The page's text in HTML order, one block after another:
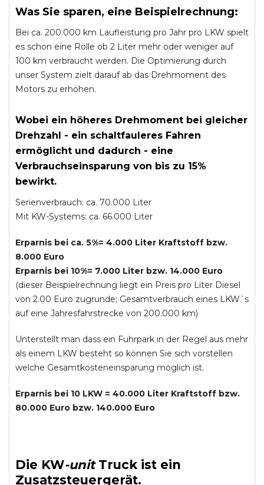
Was Sie sparen, eine Beispielrechnung:
Bei ca. 200.000 km Laufleistung pro Jahr pro LKW spielt
es schon eine Rolle ob 2 Liter mehr oder weniger auf
100 km verbraucht werden. Die Optimierung durch
unser System zielt darauf ab das Drehmoment des
Motors zu erhöhen.
Wobei ein höheres Drehmoment bei gleicher
Drehzahl - ein schaltfauleres Fahren
ermöglicht und dadurch - eine
Verbrauchseinsparung von bis zu 15%
bewirkt.
Serienverbrauch: ca. 70.000 Liter
Mit KW-Systems: ca. 66.000 Liter
Erparnis bei ca. 5%= 4.000 Liter Kraftstoff bzw.
8.000 Euro
Erparnis bei 10%= 7.000 Liter bzw. 14.000 Euro
(dieser Beispielrechnung liegt ein Preis pro Liter Diesel
von 2.00 Euro zugrunde; Gesamtverbrauch eines LKW`s
auf eine Jahresfahrstrecke von 200.000 km)
Unterstellt man dass ein Fuhrpark in der Regel aus mehr
als einem LKW besteht so können Sie sich vorstellen
welche Gesamtkosteneinsparung möglich ist.
Erparnis bei 10 LKW = 40.000 Liter Kraftstoff bzw.
80.000 Euro bzw. 140.000 Euro
Die KW-unit Truckist ein
Zusatzsteuergerät.